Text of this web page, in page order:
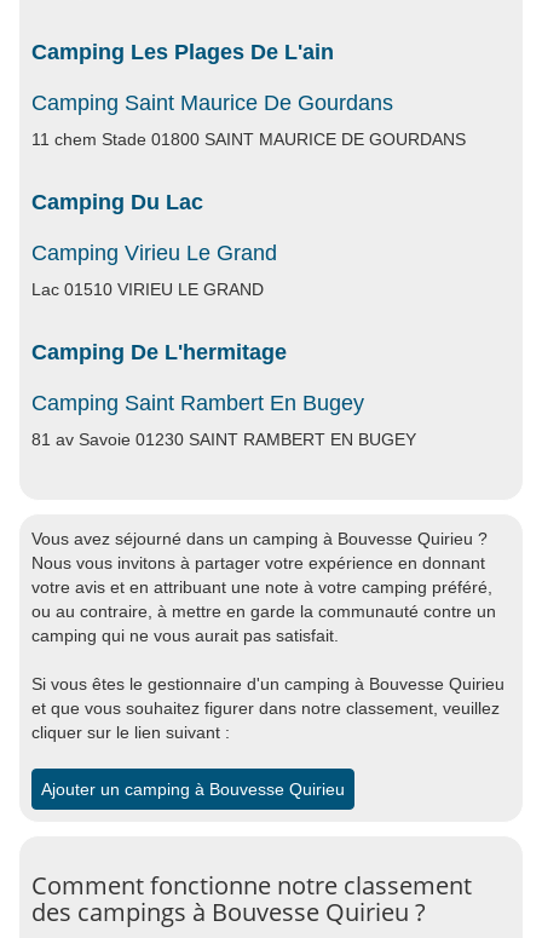
Camping Les Plages De L'ain
Camping Saint Maurice De Gourdans
11 chem Stade 01800 SAINT MAURICE DE GOURDANS
Camping Du Lac
Camping Virieu Le Grand
Lac 01510 VIRIEU LE GRAND
Camping De L'hermitage
Camping Saint Rambert En Bugey
81 av Savoie 01230 SAINT RAMBERT EN BUGEY
Vous avez séjourné dans un camping à Bouvesse Quirieu ?
Nous vous invitons à partager votre expérience en donnant
votre avis et en attribuant une note à votre camping préféré,
ou au contraire, à mettre en garde la communauté contre un
camping qui ne vous aurait pas satisfait.
Si vous êtes le gestionnaire d'un camping à Bouvesse Quirieu
et que vous souhaitez figurer dans notre classement, veuillez
cliquer sur le lien suivant :
Ajouter un camping à Bouvesse Quirieu
Comment fonctionne notre classement
des campings à Bouvesse Quirieu ?